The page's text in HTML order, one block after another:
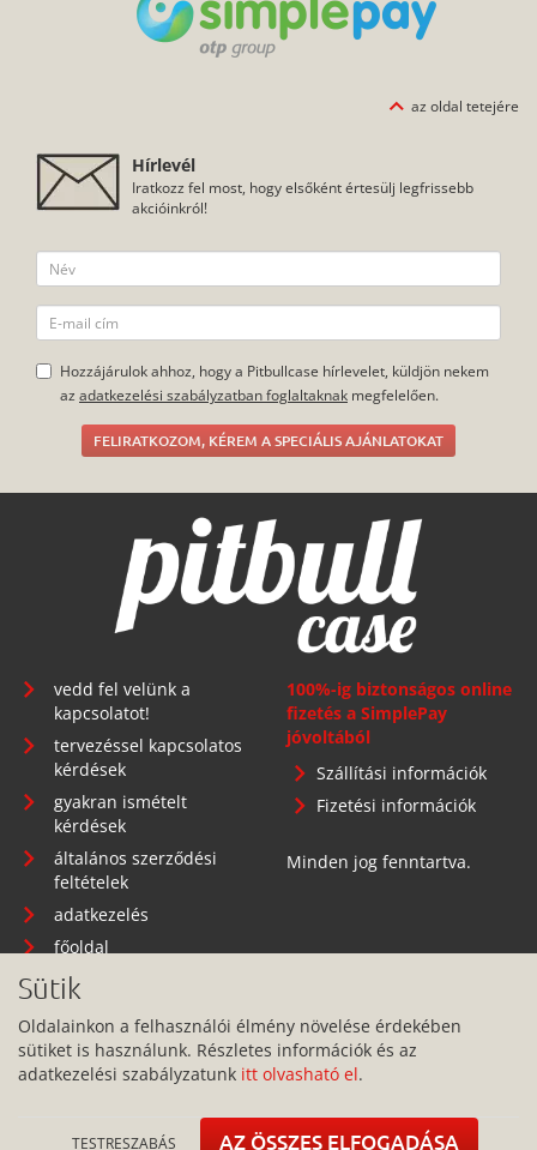
az oldal tetejére
Hírlevél
Iratkozz fel most, hogy elsőként értesülj legfrissebb
akcióinkról!
Hozzájárulok ahhoz, hogy a Pitbullcase hírlevelet, küldjön nekem
az adatkezelési szabályzatban foglaltaknak megfelelően.
FELIRATKOZOM, KÉREM A SPECIÁLIS AJÁNLATOKAT
vedd fel velünk a
kapcsolatot!
tervezéssel kapcsolatos
kérdések
gyakran ismételt
kérdések
általános szerződési
feltételek
adatkezelés
főoldal
100%-ig biztonságos online
fizetés a SimplePay
jóvoltából
Szállítási információk
Fizetési információk
Minden jog fenntartva.
Telephely: 1134 Budapest, Angyalföldi út 25.
info@pitbullcase.hu
+36706364305
Sütik
Oldalainkon a felhasználói élmény növelése érdekében
sütiket is használunk. Részletes információk és az
adatkezelési szabályzatunk itt olvasható el.
TESTRESZABÁS AZ ÖSSZES ELFOGADÁSA